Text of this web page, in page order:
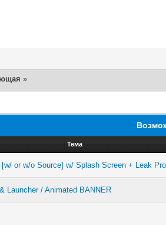
»
Тема
[w/ or w/o Source] w/ Splash Screen + Leak
Launcher / Animated BANNER